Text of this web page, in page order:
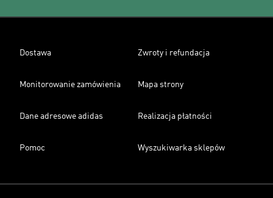
Dostawa Zwroty i refundacja
Monitorowanie zamówienia Mapa strony
Dane adresowe adidas Realizacja płatności
Pomoc Wyszukiwarka sklepów